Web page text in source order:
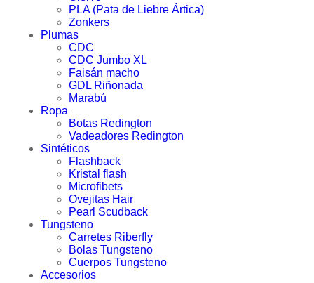
PLA (Pata de Liebre Ártica)
Zonkers
Plumas
CDC
CDC Jumbo XL
Faisán macho
GDL Riñonada
Marabú
Ropa
Botas Redington
Vadeadores Redington
Sintéticos
Flashback
Kristal flash
Microfibets
Ovejitas Hair
Pearl Scudback
Tungsteno
Carretes Riberfly
Bolas Tungsteno
Cuerpos Tungsteno
Accesorios